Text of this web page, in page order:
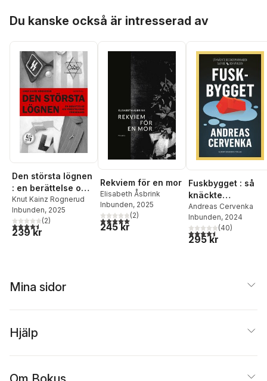
Kristina Ekero Eriksson
Du kanske också är intresserad av
Den största lögnen
: en berättelse om
Förintelsens
förnekare
Knut Kainz Rognerud
Inbunden, 2025
4,5utav 5 stjärnor. Totalt antal röster:
(2)
239 kr
Rekviem för en mor
Elisabeth Åsbrink
Inbunden, 2025
5,0utav 5 stjärnor. Totalt antal röster:
(2)
245 kr
Fuskbygget : så
knäckte
Sverige och
världen
Andreas Cervenka
Inbunden, 2024
4,5utav 5 stjärnor.
(40)
295 kr
Mina sidor
Hjälp